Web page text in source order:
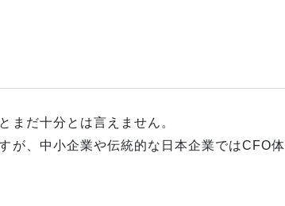
まだ十分とは言えません。
が、中小企業や伝統的な日本企業ではCFO体